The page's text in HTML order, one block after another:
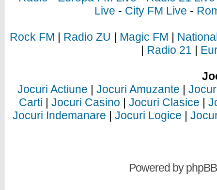
Live - City FM Live -
Rock FM | Radio ZU | Magic FM |
| Radio 21 |
Jocuri Actiune | Jocuri Amuzante |
Carti | Jocuri Casino | Jocuri Clasice |
Jocuri Indemanare | Jocuri Logice |
Powered byphpBB